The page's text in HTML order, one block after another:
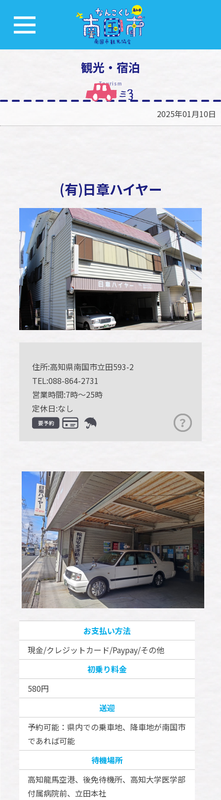
観光・宿泊
Tourism
2025年01月10日
(有)日章ハイヤー
住所:高知県南国市立田593-2
TEL:088-864-2731
営業時間:7時～25時
定休日:なし
お支払い方法
現金/クレジットカード/Paypay/その他
初乗り料金
580円
送迎
予約可能：県内での乗車地、降車地が南国市
であれば可能
待機場所
高知龍馬空港、後免待機所、高知大学医学部
付属病院前、立田本社